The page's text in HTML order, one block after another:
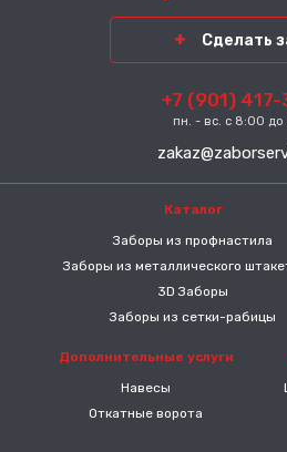
Сделать
+7 (901)
пн. - вс. с 8:00
Каталог
Заборы из профнастила
Заборы из металлического
3D Заборы
Заборы из сетки-рабицы
Дополнительные услуги
Навесы
Откатные ворота